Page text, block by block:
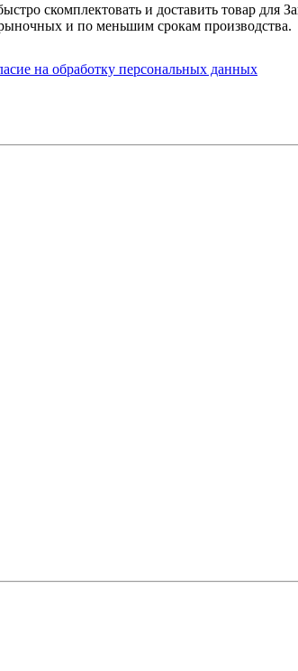
скомплектовать и доставить товар
и по меньшим срокам производства.
на обработку персональных данных